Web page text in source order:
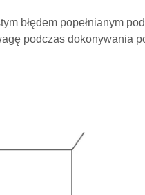
błędem popełnianym
podczas dokonywania